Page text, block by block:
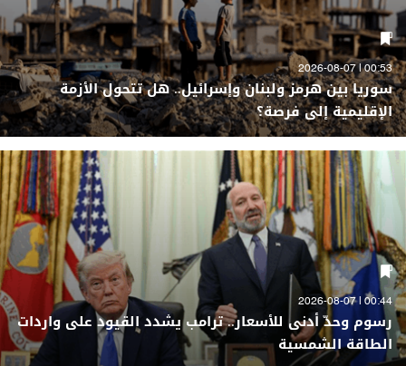
00:53 | 2026-08-07
سوريا بين هرمز ولبنان وإسرائيل.. هل تتحول الأزمة
الإقليمية إلى فرصة؟
00:44 | 2026-08-07
رسوم وحدّ أدنى للأسعار.. ترامب يشدد القيود على واردات
الطاقة الشمسية